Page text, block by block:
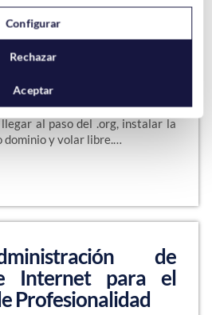
es uno de los
usuario, desde WordPress.com,
intuitiva y dinámica de
al paso del .org, instalar la
dominio y volar libre.…
de
Internet para el
Profesionalidad
Configurar
Rechazar
Aceptar